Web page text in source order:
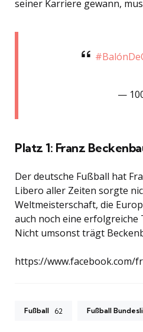
seiner Karriere gewann,
—
Platz 1: Franz
Der deutsche Fußball hat
Libero aller Zeiten sorgte
Weltmeisterschaft, die
auch noch eine
Nicht umsonst trägt
https://www.facebook.com/
Fußball 62 Fußball